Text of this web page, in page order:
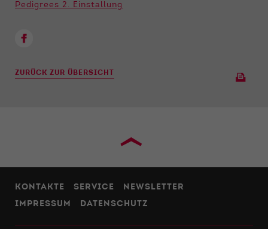
Pedigrees 2. Einstallung
ZURÜCK ZUR ÜBERSICHT
›
KONTAKTE SERVICE
NEWSLETTER
IMPRESSUM
DATENSCHUTZ
Name cookie_optin
Anbieter
Cookie-Informationen anzeigen
Externe Inhalte
Inhalte, um Ihnen zusätzliche Informationen